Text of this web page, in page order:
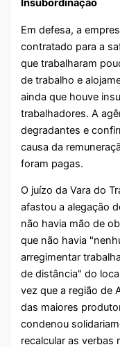
Insubordinação
Em defesa, a
contratado para a
que trabalharam
de trabalho e
ainda que houve
trabalhadores. A
degradantes e
causa da
foram pagas.
O juízo da Vara do
afastou a alegação
não havia mão de
que não havia
arregimentar
de distância" do
vez que a região de
das maiores
condenou
recalcular as verbas